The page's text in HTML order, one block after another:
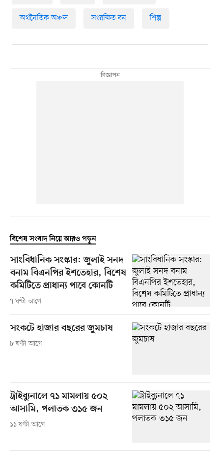
অর্থনৈতিক অঞ্চল সংরক্ষিত বন শিল্প
বিশেষ সংবাদ নিয়ে আরও পড়ুন
সাংবিধানিক সংস্কার: জুলাই সনদ
বনাম বিএনপির ইশতেহার, বিশেষ
কমিটিতে প্রাধান্য পাবে কোনটি
৭ ঘণ্টা আগে
সংকটে হাজার বছরের জুমচাষ
৮ ঘণ্টা আগে
ট্রাইব্যুনালে ৭১ মামলায় ৫০২
আসামি, পলাতক ৩১৫ জন
১১ ঘণ্টা আগে